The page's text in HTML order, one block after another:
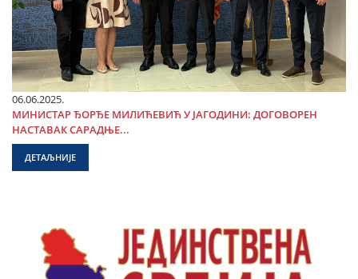
06.06.2025.
МИНИСТАР ЂОРЂЕ МИЛИЋЕВИЋ У ЈАГОДИНИ: ДОГОВОРЕН
НАСТАВАК САРАДЊЕ...
ДЕТАЉНИЈЕ